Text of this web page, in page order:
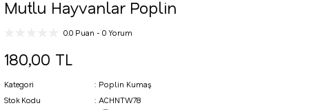
Mutlu Hayvanlar Poplin
0.0 Puan - 0 Yorum
180,00 TL
Kategori
Poplin Kumaş
Stok Kodu
ACHNTW78